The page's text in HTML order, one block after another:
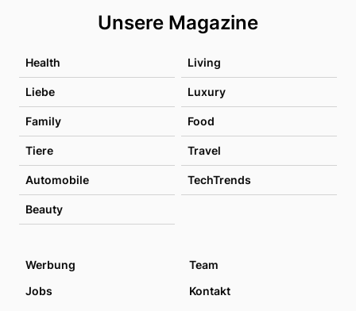
Unsere Magazine
Health Living
Liebe Luxury
Family Food
Tiere Travel
Automobile TechTrends
Beauty
Werbung
Team
Jobs
Kontakt